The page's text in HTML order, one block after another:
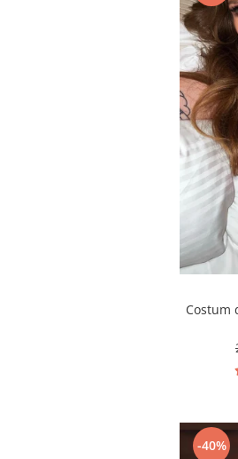
Costum
-40%